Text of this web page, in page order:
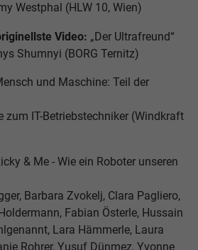
Westphal (HLW 10, Wien)
Video: „Der Ultrafreund“
Shumnyi (BORG Ternitz)
und Maschine: Teil der
IT-Betriebstechniker (Windkraft
& Me - Wie ein Roboter unseren
Barbara Zvokelj, Clara Pagliero,
Fabian Österle, Hussain
Lara Hämmerle, Laura
Rohrer, Yusuf Dünmez, Yvonne